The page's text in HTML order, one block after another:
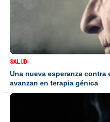
SALUD
Una nueva esperanza
avanzan en terapia génica